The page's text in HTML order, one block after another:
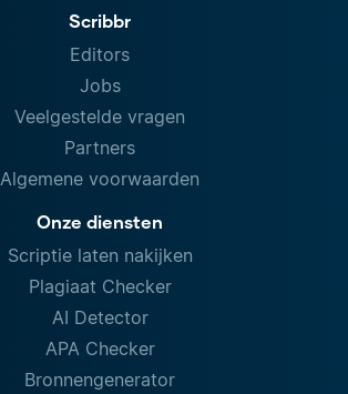
Scribbr
Editors
Jobs
Veelgestelde vragen
Partners
Algemene voorwaarden
Onze diensten
Scriptie laten nakijken
Plagiaat Checker
AI Detector
APA Checker
Bronnengenerator